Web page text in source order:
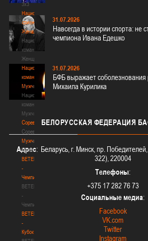
3х3
Национальная
команда.
Женщины
Национальная
команда.
Женщины
Национальная
команда.
Мужчины
Национальная
команда.
Мужчины
Соревнования
Соревнования
Мужчины
Мужчины
BETERA
-
Чемпионат
BETERA
-
Чемпионат
BETERA
-
Кубок
31.07.2026
Навсегда в истории спорта: не
чемпиона Ивана Едешко
31.07.2026
БФБ выражает
Михаила Курилика
БЕЛОРУССКАЯ ФЕДЕРАЦИЯ
Адрес: Беларусь, г. Минск, пр.
322), 220004
Телефоны:
+375 17 282 76 73
Социальные медиа:
Facebook
VK.com
Twitter
Instagram